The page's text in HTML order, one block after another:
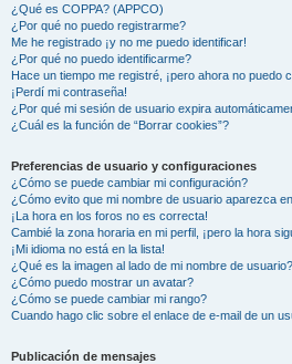
¿Qué es COPPA? (APPCO)
¿Por qué no puedo registrarme?
Me he registrado ¡y no me puedo identificar!
¿Por qué no puedo identificarme?
Hace un tiempo me registré, ¡pero ahora no puedo
¡Perdí mi contraseña!
¿Por qué mi sesión de usuario expira
¿Cuál es la función de “Borrar cookies”?
Preferencias de usuario y configuraciones
¿Cómo se puede cambiar mi configuración?
¿Cómo evito que mi nombre de usuario aparezca
¡La hora en los foros no es correcta!
Cambié la zona horaria en mi perfil, ¡pero la hora
¡Mi idioma no está en la lista!
¿Qué es la imagen al lado de mi nombre de usuario?
¿Cómo puedo mostrar un avatar?
¿Cómo se puede cambiar mi rango?
Cuando hago clic sobre el enlace de e-mail de un
Publicación de mensajes